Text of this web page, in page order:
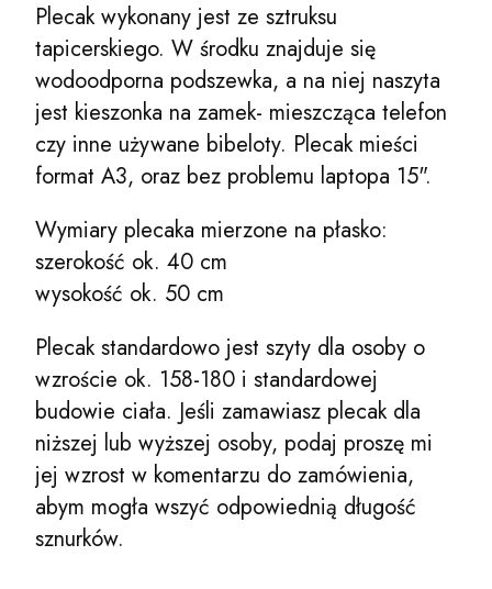
Plecak wykonany jest ze sztruksu
tapicerskiego. W środku znajduje się
wodoodporna podszewka, a na niej naszyta
jest kieszonka na zamek- mieszcząca telefon
czy inne używane bibeloty. Plecak mieści
format A3, oraz bez problemu laptopa 15".
Wymiary plecaka mierzone na płasko:
szerokość ok. 40 cm
wysokość ok. 50 cm
Plecak standardowo jest szyty dla osoby o
wzroście ok. 158-180 i standardowej
budowie ciała. Jeśli zamawiasz plecak dla
niższej lub wyższej osoby, podaj proszę mi
jej wzrost w komentarzu do zamówienia,
abym mogła wszyć odpowiednią długość
sznurków.